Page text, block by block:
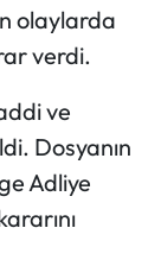
olaylarda
verdi.
ve
Dosyanın
Adliye